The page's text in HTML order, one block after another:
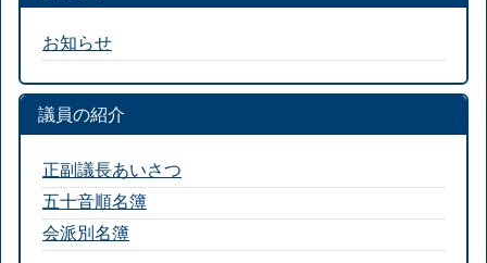
お知らせ
議員の紹介
正副議長あいさつ
五十音順名簿
会派別名簿